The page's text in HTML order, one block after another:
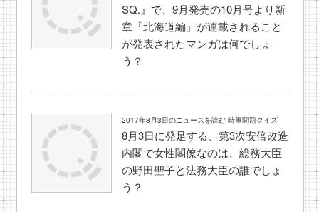
SQ.』で、9月発売の10月号より新
章「北海道編」が連載されること
が発表されたマンガは何でしょ
う？
2017年8月3日のニュースを読む 時事問題クイズ
8月3日に発足する、第3次安倍改造
内閣で女性閣僚なのは、総務大臣
の野田聖子と法務大臣の誰でしょ
う？